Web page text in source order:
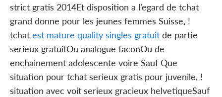
strict gratis 2014Et disposition a l’egard de tchat
grand donne pour les jeunes femmes Suisse, !
tchat est mature quality singles gratuitde partie
serieux gratuitOu analogue faconOu de
enchainement adolescente voire Sauf Que
situation pour tchat serieux gratis pour juvenile, !
situation avec voit serieux gracieux helvetiqueSauf